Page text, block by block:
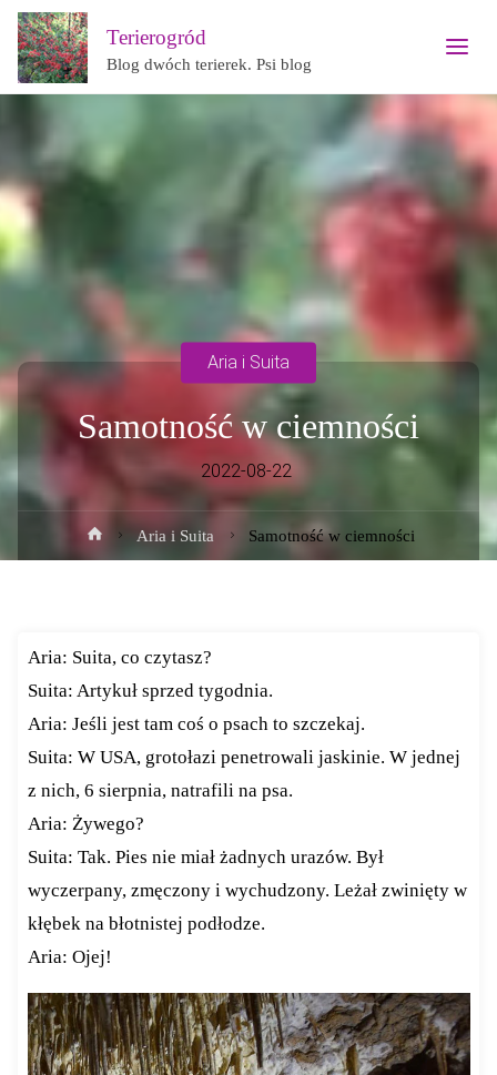
Terierogród
Blog dwóch terierek. Psi blog
Samotność w ciemności
2022-08-22
Aria i Suita
Strona
główna
Aria i Suita Samotność w ciemności
Aria: Suita, co czytasz?
Suita: Artykuł sprzed tygodnia.
Aria: Jeśli jest tam coś o psach to szczekaj.
Suita: W USA, grotołazi penetrowali jaskinie. W jednej
z nich, 6 sierpnia, natrafili na psa.
Aria: Żywego?
Suita: Tak. Pies nie miał żadnych urazów. Był
wyczerpany, zmęczony i wychudzony. Leżał zwinięty w
kłębek na błotnistej podłodze.
Aria: Ojej!